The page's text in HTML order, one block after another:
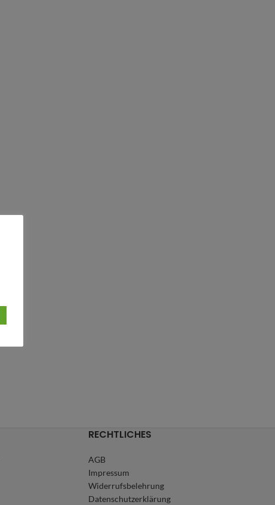
RECHTLICHES
AGB
Impressum
Widerrufsbelehrung
Datenschutzerklärung